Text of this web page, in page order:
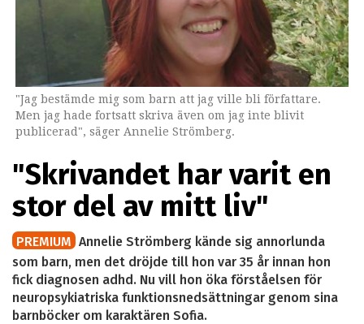
"Jag bestämde mig som barn att jag ville bli författare.
Men jag hade fortsatt skriva även om jag inte blivit
publicerad", säger Annelie Strömberg.
"Skrivandet har varit en
stor del av mitt liv"
PREMIUM Annelie Strömberg kände sig annorlunda
som barn, men det dröjde till hon var 35 år innan hon
fick diagnosen adhd. Nu vill hon öka förståelsen för
neuropsykiatriska funktionsnedsättningar genom sina
barnböcker om karaktären Sofia.